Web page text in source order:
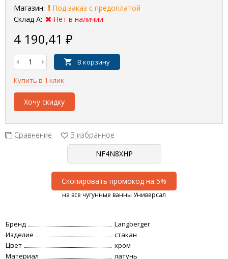
Магазин:
Под заказ с предоплатой
Склад А:
Нет в наличии
4 190,41 ₽
В корзину
Купить в 1 клик
Хочу скидку
Сравнение В избранное
Скопировать промокод на 5%
на все чугунные ванны Универсал
Бренд
Langberger
Изделие
стакан
Цвет
хром
Материал
латунь